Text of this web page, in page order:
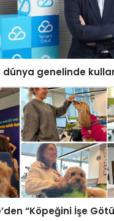
dünya genelinde
“Köpeğini İşe